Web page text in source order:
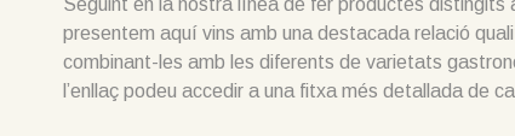
Seguint en la nostra línea de fer productes distingits
presentem aquí vins amb una destacada relació
combinant-les amb les diferents de varietats
l’enllaç podeu accedir a una fitxa més detallada de